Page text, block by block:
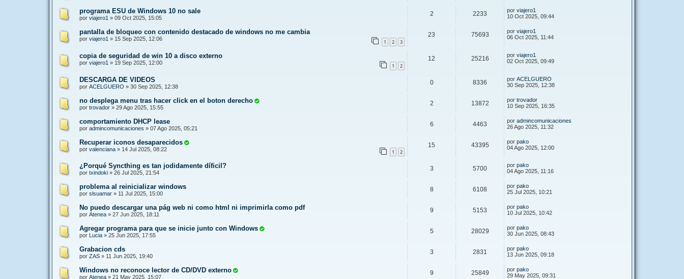
programa ESU de Windows 10 no sale
por viajero1 » 09 Oct 2025, 15:05
2 2233 por viajero1
10 Oct 2025, 09:44
pantalla de bloqueo con contenido destacado de windows no me cambia
por viajero1 » 15 Sep 2025, 12:06 1 2 3
23 75693 por viajero1
06 Oct 2025, 11:44
copia de seguridad de win 10 a disco externo
por viajero1 » 19 Sep 2025, 12:00 1 2
12 25216 por viajero1
02 Oct 2025, 09:49
DESCARGA DE VIDEOS
por ACELGUERO » 30 Sep 2025, 12:38
0 8336 por ACELGUERO
30 Sep 2025, 12:38
no desplega menu tras hacer click en el boton derecho
por trovador » 29 Ago 2025, 15:55
2 13872 por trovador
10 Sep 2025, 16:35
comportamiento DHCP lease
por admincomunicaciones » 07 Ago 2025, 05:21
6 4463 por admincomunicaciones
26 Ago 2025, 11:32
Recuperar iconos desaparecidos
por valenciana » 14 Jul 2025, 08:22 1 2
15 43395 por pako
04 Ago 2025, 12:00
¿Porqué Syncthing es tan jodidamente díficil?
por txindoki » 26 Jul 2025, 21:54
3 5700 por pako
04 Ago 2025, 11:16
problema al reinicializar windows
por slsuamar » 11 Jul 2025, 15:00
8 6108 por pako
25 Jul 2025, 10:21
No puedo descargar una pág web ni como html ni imprimirla como pdf
por Atenea » 27 Jun 2025, 18:11
9 5153 por pako
10 Jul 2025, 10:42
Agregar programa para que se inicie junto con Windows
por Lucia » 25 Jun 2025, 17:55
5 28029 por pako
30 Jun 2025, 08:43
Grabacion cds
por ZAS » 11 Jun 2025, 19:40
3 2831 por pako
13 Jun 2025, 09:18
Windows no reconoce lector de CD/DVD externo
por Atenea » 21 May 2025, 15:07
9 25849 por pako
29 May 2025, 09:31